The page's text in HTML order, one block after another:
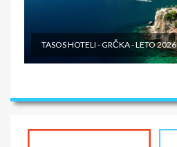
TASOS HOTELI - GRČKA - LETO 2026